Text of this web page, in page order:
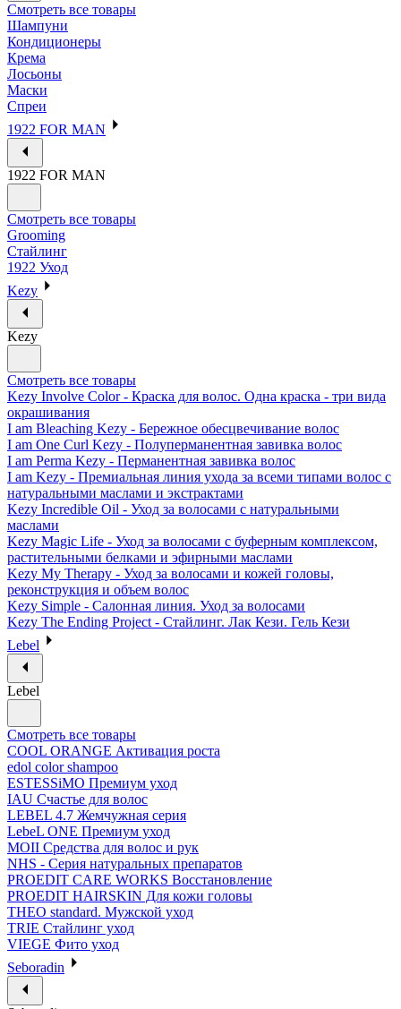
Смотреть все товары
Шампуни
Кондиционеры
Крема
Лосьоны
Маски
Спреи
1922 FOR MAN
1922 FOR MAN
Смотреть все товары
Grooming
Стайлинг
1922 Уход
Kezy
Kezy
Смотреть все товары
Kezy Involve Color - Краска для волос. Одна краска - три вида
окрашивания
I am Bleaching Kezy - Бережное обесцвечивание волос
I am One Curl Kezy - Полуперманентная завивка волос
I am Perma Kezy - Перманентная завивка волос
I am Kezy - Премиальная линия ухода за всеми типами волос с
натуральными маслами и экстрактами
Kezy Incredible Oil - Уход за волосами с натуральными
маслами
Kezy Magic Life - Уход за волосами с буферным комплексом,
растительными белками и эфирными маслами
Kezy My Therapy - Уход за волосами и кожей головы,
реконструкция и объем волос
Kezy Simple - Салонная линия. Уход за волосами
Kezy The Ending Project - Стайлинг. Лак Кези. Гель Кези
Lebel
Lebel
Смотреть все товары
COOL ORANGE Активация роста
edol color shampoo
ESTESSiMO Премиум уход
IAU Счастье для волос
LEBEL 4.7 Жемчужная серия
LebeL ONE Премиум уход
MOII Средства для волос и рук
NHS - Серия натуральных препаратов
PROEDIT CARE WORKS Восстановление
PROEDIT HAIRSKIN Для кожи головы
THEO standard. Мужской уход
TRIE Стайлинг уход
VIEGE Фито уход
Seboradin